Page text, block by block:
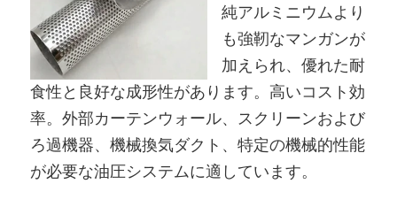
純アルミニウムより
も強靭なマンガンが
加えられ、優れた耐
食性と良好な成形性があります。高いコスト効
率。外部カーテンウォール、スクリーンおよび
ろ過機器、機械換気ダクト、特定の機械的性能
が必要な油圧システムに適しています。